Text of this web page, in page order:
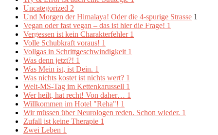
Uncategorized 2
Und Morgen der Himalaya! Oder die 4-spurige Strasse 1
Vegan oder fast vegan – das ist hier die Frage! 1
Vergessen ist kein Charakterfehler 1
Volle Schubkraft voraus! 1
Vollgas in Schrittgeschwindigkeit 1
Was denn jetzt?! 1
Was Mein ist, ist Dein. 1
Was nichts kostet ist nichts wert? 1
Welt-MS-Tag im Kettenkarussell 1
Wer heilt, hat recht! Von daher… 1
Willkommen im Hotel "Reha"! 1
Wir müssen über Neurologen reden. Schon wieder. 1
Zufall ist keine Therapie 1
Zwei Leben 1